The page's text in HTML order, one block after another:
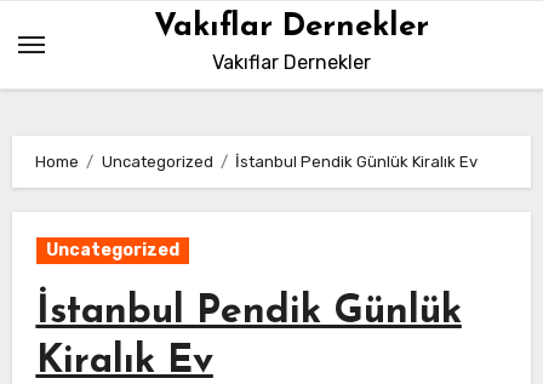
content
Vakıflar Dernekler
Vakıflar Dernekler
Home Uncategorized İstanbul Pendik Günlük Kiralık Ev
Uncategorized
İstanbul Pendik Günlük
Kiralık Ev